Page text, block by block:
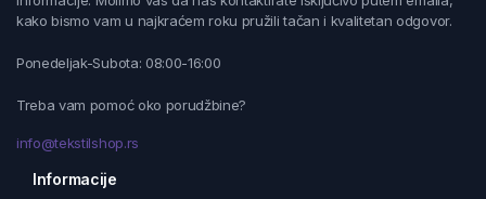
kako bismo vam u najkraćem roku pružili tačan i kvalitetan odgovor.
Ponedeljak-Subota: 08:00-16:00
Treba vam pomoć oko porudžbine?
info@tekstilshop.rs
Informacije